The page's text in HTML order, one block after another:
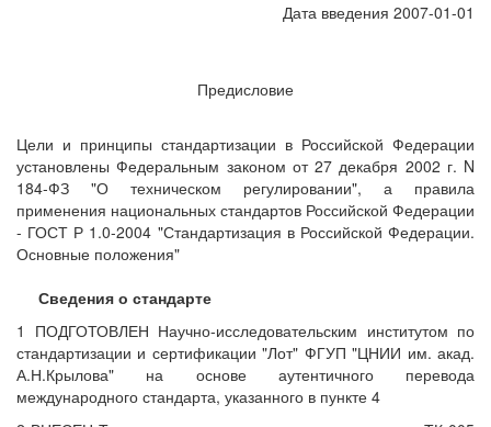
Дата введения 2007-01-01
Предисловие
Цели и принципы стандартизации в Российской Федерации
установлены Федеральным законом от 27 декабря 2002 г. N
184-ФЗ "О техническом регулировании", а правила
применения национальных стандартов Российской Федерации
- ГОСТ Р 1.0-2004 "Стандартизация в Российской Федерации.
Основные положения"
Сведения о стандарте
1 ПОДГОТОВЛЕН Научно-исследовательским институтом по
стандартизации и сертификации "Лот" ФГУП "ЦНИИ им. акад.
А.Н.Крылова" на основе аутентичного перевода
международного стандарта, указанного в пункте 4